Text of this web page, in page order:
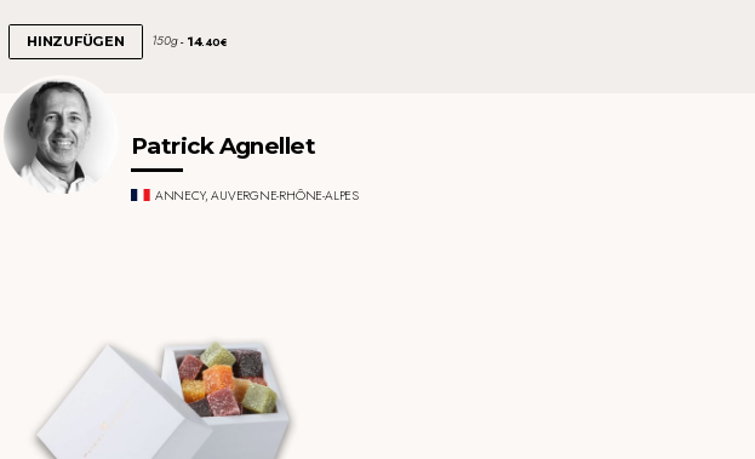
HINZUFÜGEN 150g 14.40€
Patrick Agnellet
ANNECY, AUVERGNE-RHÔNE-ALPES